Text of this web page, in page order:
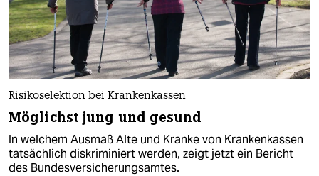
Risikoselektion bei Krankenkassen
Möglichst jung und gesund
In welchem Ausmaß Alte und Kranke von Krankenkassen
tatsächlich diskriminiert werden, zeigt jetzt ein Bericht
des Bundesversicherungsamtes.